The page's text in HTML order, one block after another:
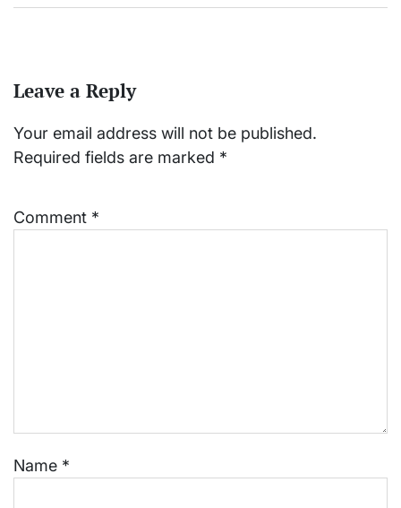
Leave a Reply
Your email address will not be published.
Required fields are marked *
Comment *
Name *